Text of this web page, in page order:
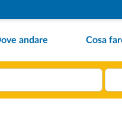
andare Cosa